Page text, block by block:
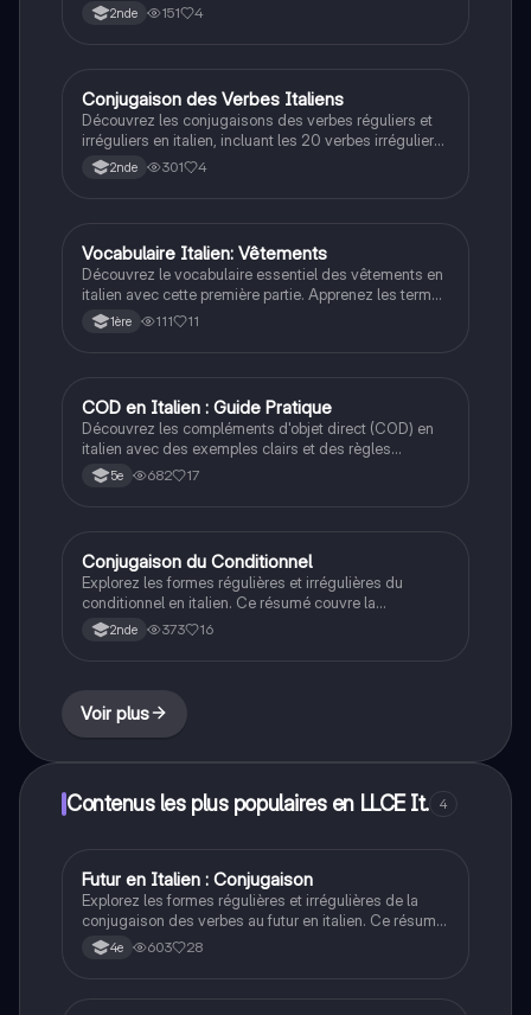
nombres de base, leur prononciation et leur écriture.
Idéal pour les débutants en langue italienne. Type :
2nde 151 4
LLCE It.
Conjugaison des Verbes Italiens
Découvrez les conjugaisons des verbes réguliers et
irréguliers en italien, incluant les 20 verbes irréguliers
les plus courants et leurs terminaisons. Ce résumé
essentiel couvre les temps verbaux, les verbes
2nde 301 4
LLCE It.
Vocabulaire Italien: Vêtements
Découvrez le vocabulaire essentiel des vêtements en
italien avec cette première partie. Apprenez les termes
clés tels que 'la taille', 'les chaussures', et 'les sous-
vêtements', accompagnés de traductions et
1ère 111 11
LLCE It.
COD en Italien : Guide Pratique
Découvrez les compléments d'objet direct (COD) en
italien avec des exemples clairs et des règles
grammaticales essentielles. Ce document présente
les pronoms personnels, leur utilisation pour éviter les
5e 682 17
LLCE It.
Conjugaison du Conditionnel
Explorez les formes régulières et irrégulières du
conditionnel en italien. Ce résumé couvre la
conjugaison des verbes en -ARE, -ERE, et -IRE, ainsi
que les auxiliaires 'essere' et 'avere'. Idéal pour les
2nde 373 16
Voir plus
Contenus les plus populaires en LLCE It. 4
LLCE It.
Futur en Italien : Conjugaison
Explorez les formes régulières et irrégulières de la
conjugaison des verbes au futur en italien. Ce résumé
couvre les verbes en -are, -ere, et -ire, ainsi que les
auxiliaires 'avere' et 'essere'. Idéal pour les étudiants
4e 603 28